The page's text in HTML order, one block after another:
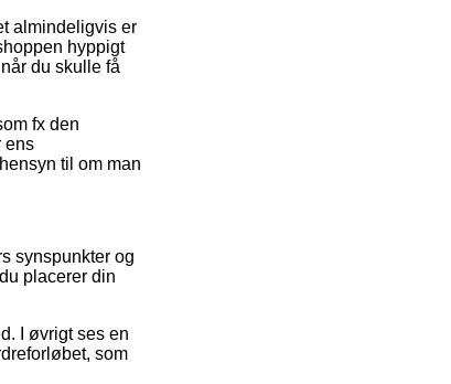
almindeligvis er
hyppigt
du skulle få
fx den
ens
til om man
synspunkter og
placerer din
I øvrigt ses en
som